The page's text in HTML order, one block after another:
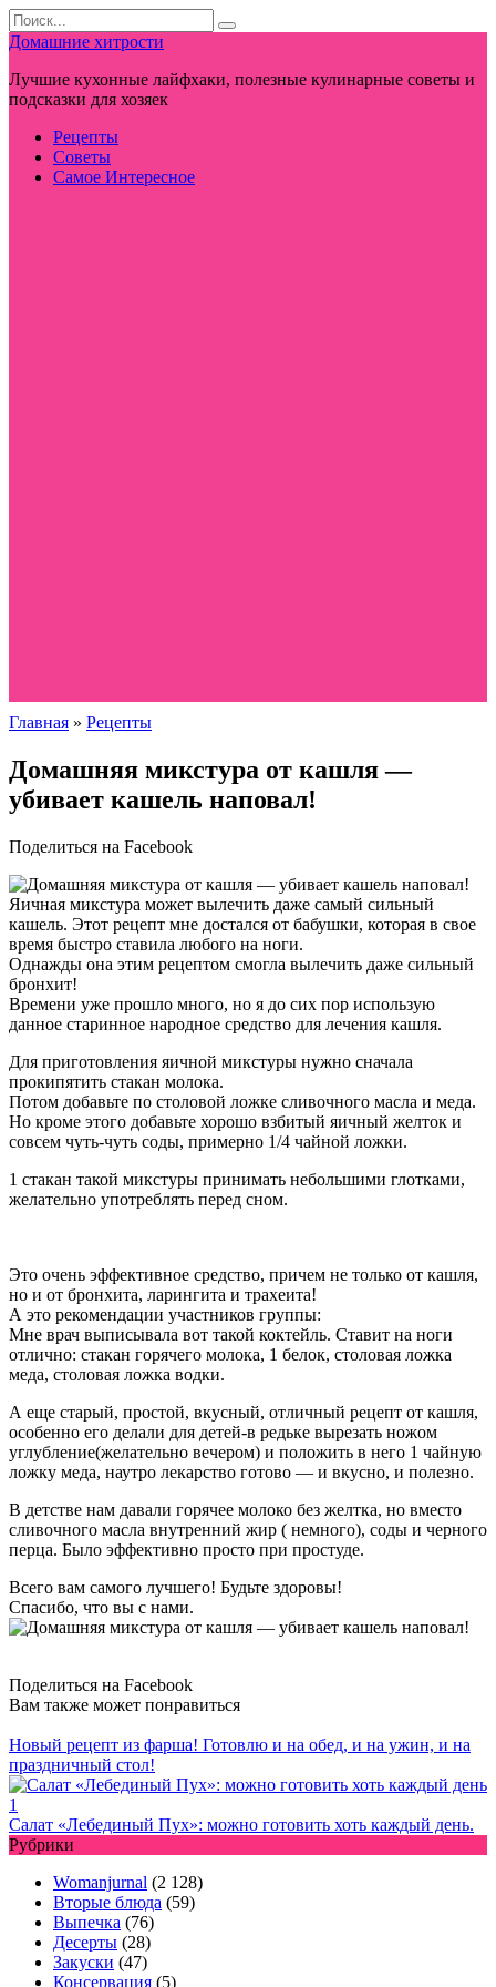
Перейти
к
контенту
Search
for:
Домашние хитрости
Лучшие кухонные лайфхаки, полезные кулинарные советы и
подсказки для хозяек
Рецепты
Советы
Самое Интересное
Главная » Рецепты
Домашняя микстура от кашля —
убивает кашель наповал!
Поделиться на Facebook
Яичная микстура может вылечить даже самый сильный
кашель. Этот рецепт мне достался от бабушки, которая в свое
время быстро ставила любого на ноги.
Однажды она этим рецептом смогла вылечить даже сильный
бронхит!
Времени уже прошло много, но я до сих пор использую
данное старинное народное средство для лечения кашля.
Для приготовления яичной микстуры нужно сначала
прокипятить стакан молока.
Потом добавьте по столовой ложке сливочного масла и меда.
Но кроме этого добавьте хорошо взбитый яичный желток и
совсем чуть-чуть соды, примерно 1/4 чайной ложки.
1 стакан такой микстуры принимать небольшими глотками,
желательно употреблять перед сном.
Это очень эффективное средство, причем не только от кашля,
но и от бронхита, ларингита и трахеита!
А это рекомендации участников группы:
Мне врач выписывала вот такой коктейль. Ставит на ноги
отлично: стакан горячего молока, 1 белок, столовая ложка
меда, столовая ложка водки.
А еще старый, простой, вкусный, отличный рецепт от кашля,
особенно его делали для детей-в редьке вырезать ножом
углубление(желательно вечером) и положить в него 1 чайную
ложку меда, наутро лекарство готово — и вкусно, и полезно.
В детстве нам давали горячее молоко без желтка, но вместо
сливочного масла внутренний жир ( немного), соды и черного
перца. Было эффективно просто при простуде.
Всего вам самого лучшего! Будьте здоровы!
Спасибо, что вы с нами.
Поделиться на Facebook
Вам также может понравиться
Новый рецепт из фарша! Готовлю и на обед, и на ужин, и на
праздничный стол!
Салат «Лебединый Пух»: можно готовить хоть каждый день.
Рубрики
Womanjurnal (2 128)
Вторые блюда (59)
Выпечка (76)
Десерты (28)
Закуски (47)
Консервация (5)